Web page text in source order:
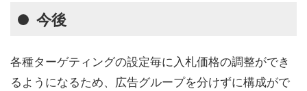
今後
各種ターゲティングの設定毎に入札価格の調整ができ
るようになるため、広告グループを分けずに構成がで